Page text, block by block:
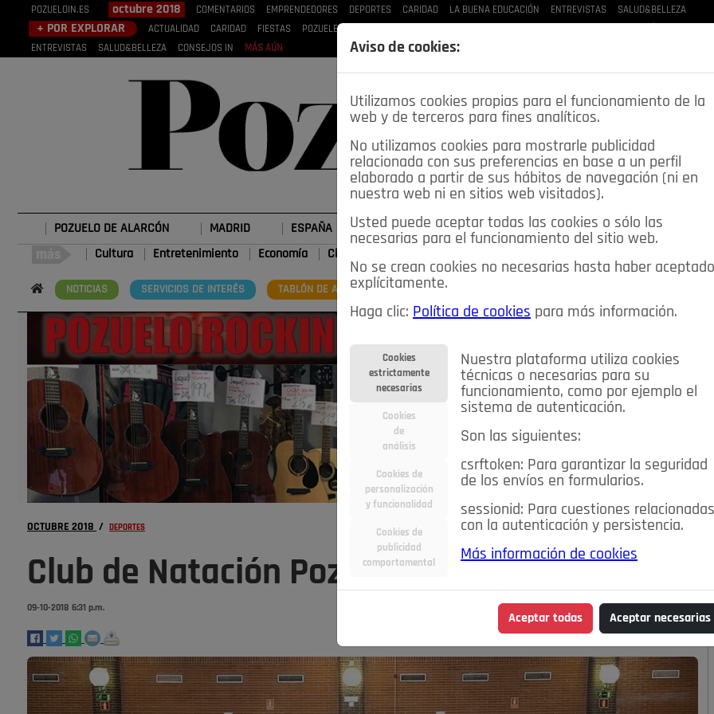
POZUELOIN.ES octubre 2018 COMENTARIOS EMPRENDEDORES DEPORTES CARIDAD LA BUENA EDUCACIÓN ENTREVISTAS SALUD&BELLEZA
+ POR EXPLORAR ACTUALIDAD CARIDAD FIESTAS POZUELEROS
ENTREVISTAS
SALUD&BELLEZA CONSEJOS IN MÁS AÚN
POZUELO DE ALARCÓN MADRID ESPAÑA DEPORTES OPINIÓN IN SALUD 🔴 EN DIRECTO
Cultura Entretenimiento Economía Ciencia&Tecnología
NOTICIAS SERVICIOS DE INTERÉS TABLÓN DE ANUNCIOS MIS ANUNCIOS
OCTUBRE 2018 / DEPORTES
Club de Natación Pozuelo
09-10-2018 6:31 p.m.
Aviso de cookies:
Utilizamos cookies propias para el funcionamiento de la
web y de terceros para fines analíticos.
No utilizamos cookies para mostrarle publicidad
relacionada con sus preferencias en base a un perfil
elaborado a partir de sus hábitos de navegación (ni en
nuestra web ni en sitios web visitados).
Usted puede aceptar todas las cookies o sólo las
necesarias para el funcionamiento del sitio web.
No se crean cookies no necesarias hasta haber aceptado
explícitamente.
Haga clic: Política de cookies para más información.
Cookies
estrictamente
necesarias
Cookies
de
análisis
Cookies de
personalización
y funcionalidad
Cookies de
publicidad
comportamental
Nuestra plataforma utiliza cookies
técnicas o necesarias para su
funcionamiento, como por ejemplo el
sistema de autenticación.
Son las siguientes:
csrftoken: Para garantizar la seguridad
de los envíos en formularios.
sessionid: Para cuestiones relacionadas
con la autenticación y persistencia.
Más información de cookies
Aceptar todas Aceptar necesarias